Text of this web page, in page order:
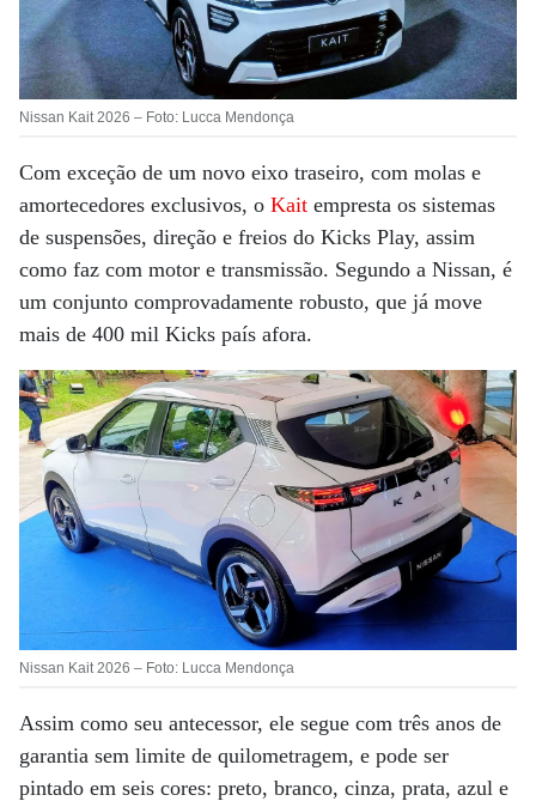
Nissan Kait 2026 – Foto: Lucca Mendonça
Com exceção de um novo eixo traseiro, com molas e
amortecedores exclusivos, o Kait empresta os sistemas
de suspensões, direção e freios do Kicks Play, assim
como faz com motor e transmissão. Segundo a Nissan, é
um conjunto comprovadamente robusto, que já move
mais de 400 mil Kicks país afora.
Nissan Kait 2026 – Foto: Lucca Mendonça
Assim como seu antecessor, ele segue com três anos de
garantia sem limite de quilometragem, e pode ser
pintado em seis cores: preto, branco, cinza, prata, azul e